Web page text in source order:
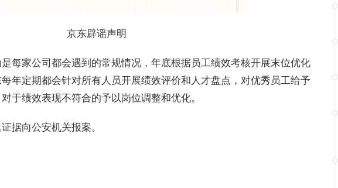
京东辟谣声明
每家公司都会遇到的常规情况，年底根据员工绩效考核开展末位优化
年定期都会针对所有人员开展绩效评价和人才盘点，对优秀员工给予
于绩效表现不符合的予以岗位调整和优化。
据向公安机关报案。